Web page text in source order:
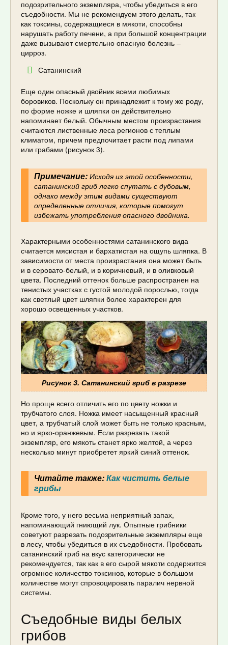
подозрительного экземпляра, чтобы убедиться в его
съедобности. Мы не рекомендуем этого делать, так
как токсины, содержащиеся в мякоти, способны
нарушать работу печени, а при большой концентрации
даже вызывают смертельно опасную болезнь –
цирроз.
Сатанинский
Еще один опасный двойник всеми любимых
боровиков. Поскольку он принадлежит к тому же роду,
по форме ножке и шляпки он действительно
напоминает белый. Обычным местом произрастания
считаются лиственные леса регионов с теплым
климатом, причем предпочитает расти под липами
или грабами (рисунок 3).
Примечание:Исходя из этой особенности,
сатанинский гриб легко спутать с дубовым,
однако между этим видами существуют
определенные отличия, которые помогут
избежать употребления опасного двойника.
Характерными особенностями сатанинского вида
считается мясистая и бархатистая на ощупь шляпка. В
зависимости от места произрастания она может быть
и в серовато-белый, и в коричневый, и в оливковый
цвета. Последний оттенок больше распространен на
тенистых участках с густой молодой порослью, тогда
как светлый цвет шляпки более характерен для
хорошо освещенных участков.
Рисунок 3. Сатанинский гриб в разрезе
Но проще всего отличить его по цвету ножки и
трубчатого слоя. Ножка имеет насыщенный красный
цвет, а трубчатый слой может быть не только красным,
но и ярко-оранжевым. Если разрезать такой
экземпляр, его мякоть станет ярко желтой, а через
несколько минут приобретет яркий синий оттенок.
Читайте также:Как чистить белые
грибы
Кроме того, у него весьма неприятный запах,
напоминающий гниющий лук. Опытные грибники
советуют разрезать подозрительные экземпляры еще
в лесу, чтобы убедиться в их съедобности. Пробовать
сатанинский гриб на вкус категорически не
рекомендуется, так как в его сырой мякоти содержится
огромное количество токсинов, которые в большом
количестве могут спровоцировать паралич нервной
системы.
Съедобные виды белых
грибов